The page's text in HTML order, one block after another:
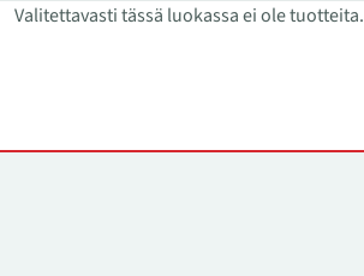
Valitettavasti tässä luokassa ei ole tuotteita.